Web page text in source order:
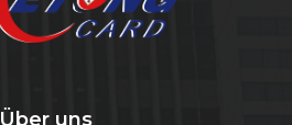
Über uns